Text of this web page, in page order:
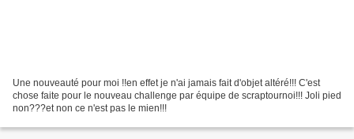
Une nouveauté pour moi !!en effet je n'ai jamais fait d'objet altéré!!! C'est
chose faite pour le nouveau challenge par équipe de scraptournoi!!! Joli pied
non???et non ce n'est pas le mien!!!